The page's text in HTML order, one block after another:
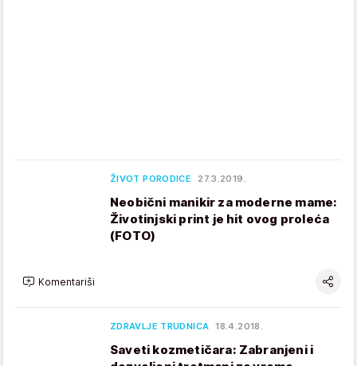
ŽIVOT PORODICE 27.3.2019.
Neobični manikir za moderne mame:
Životinjski print je hit ovog proleća
(FOTO)
Komentariši
ZDRAVLJE TRUDNICA 18.4.2018.
Saveti kozmetičara: Zabranjeni i